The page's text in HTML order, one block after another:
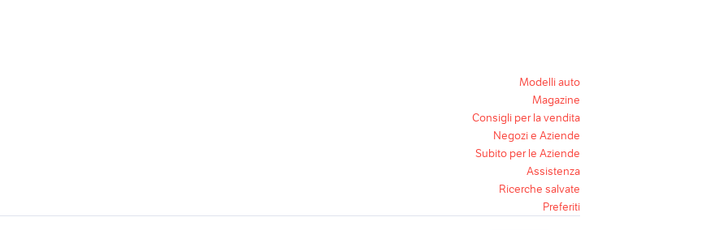
Modelli auto
Magazine
Consigli per la vendita
Negozi e Aziende
Subito per le Aziende
Assistenza
Ricerche salvate
Preferiti